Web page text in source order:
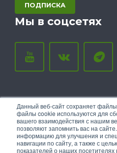
Данный веб-сайт сохраняет
файлы cookie используются для
вашего взаимодействия с нашим
позволяют запомнить вас на
информацию для улучшения и
навигации по сайту, а также с
показателей о наших посетителях
ПОДПИСКА
Мы в соцсетях